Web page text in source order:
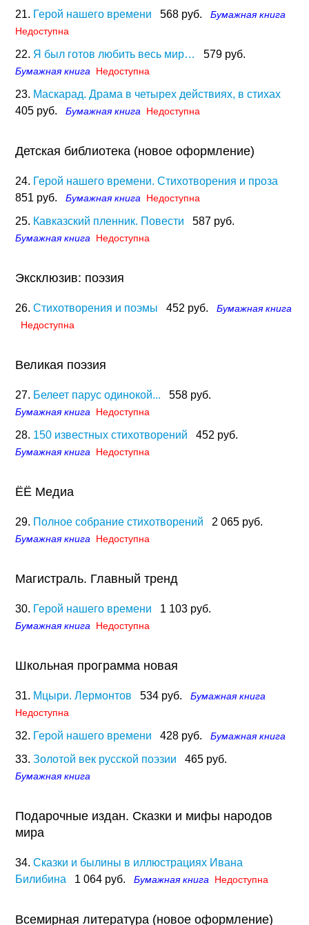
21. Герой нашего времени 568 руб.
Бумажная книга
Недоступна
22. Я был готов любить весь мир… 579 руб.
Бумажная книга Недоступна
23. Маскарад. Драма в четырех действиях, в стихах
405 руб.
Бумажная книга Недоступна
Детская библиотека (новое оформление)
24. Герой нашего времени. Стихотворения и проза
851 руб.
Бумажная книга Недоступна
25. Кавказский пленник. Повести 587 руб.
Бумажная книга Недоступна
Эксклюзив: поэзия
26. Стихотворения и поэмы 452 руб.
Бумажная книга
Недоступна
Великая поэзия
27. Белеет парус одинокой... 558 руб.
Бумажная книга Недоступна
28. 150 известных стихотворений 452 руб.
Бумажная книга Недоступна
ЁЁ Медиа
29. Полное собрание стихотворений 2 065 руб.
Бумажная книга Недоступна
Магистраль. Главный тренд
30. Герой нашего времени 1 103 руб.
Бумажная книга Недоступна
Школьная программа новая
31. Мцыри. Лермонтов 534 руб.
Бумажная книга
Недоступна
32. Герой нашего времени 428 руб. Бумажная книга
33. Золотой век русской поэзии 465 руб.
Бумажная книга
Подарочные издан. Сказки и мифы народов
мира
34. Сказки и былины в иллюстрациях Ивана
Билибина
1 064 руб. Бумажная книга Недоступна
Всемирная литература (новое оформление)